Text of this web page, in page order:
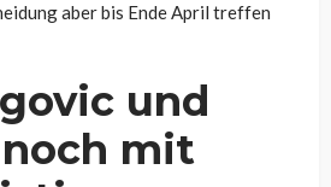
aber bis Ende April treffen
und
mit